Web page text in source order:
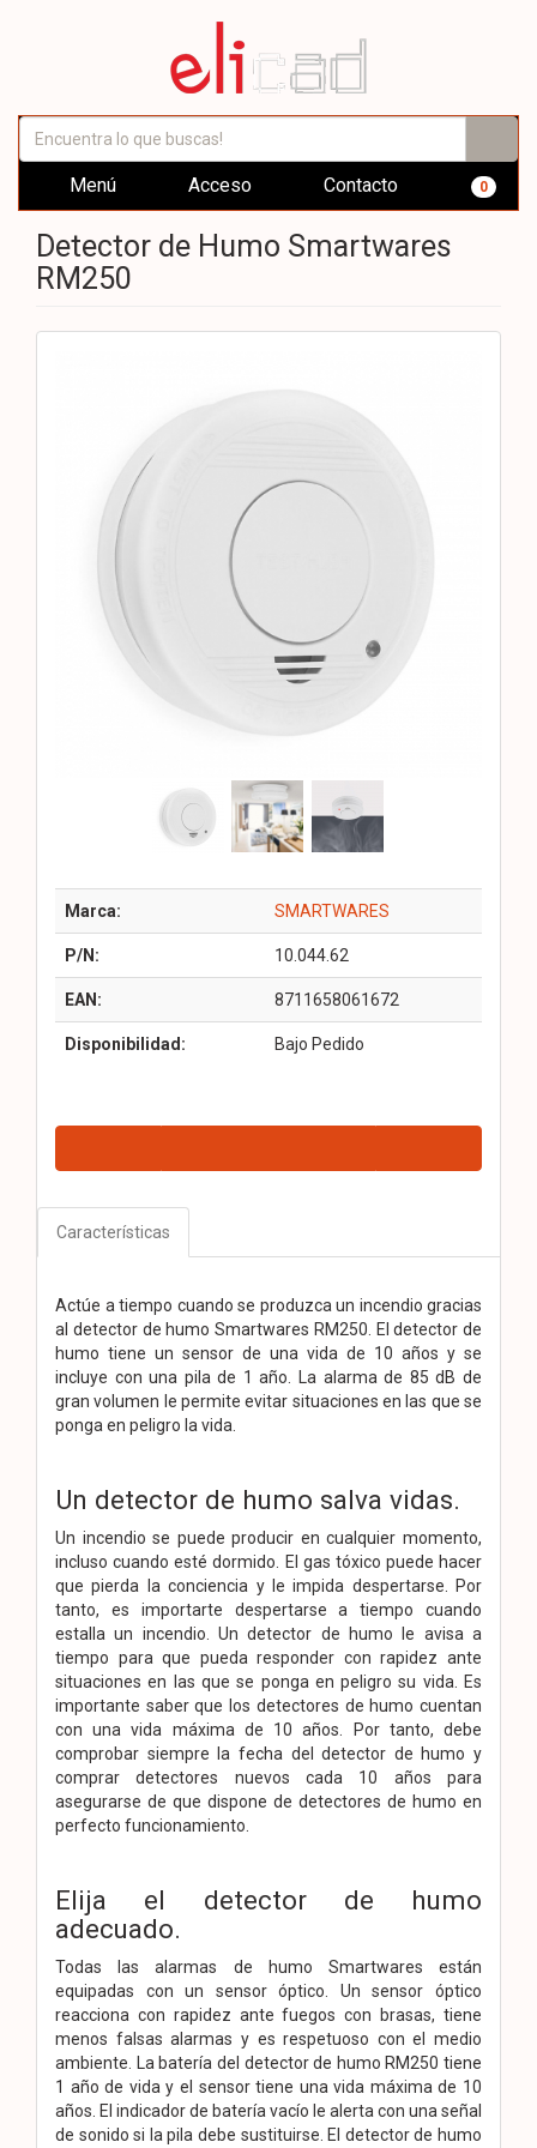
Menú Acceso Contacto 0
Detector de Humo Smartwares
RM250
Marca: SMARTWARES
P/N: 10.044.62
EAN: 8711658061672
Disponibilidad: Bajo Pedido
Características
Actúe a tiempo cuando se produzca un incendio gracias
al detector de humo Smartwares RM250. El detector de
humo tiene un sensor de una vida de 10 años y se
incluye con una pila de 1 año. La alarma de 85 dB de
gran volumen le permite evitar situaciones en las que se
ponga en peligro la vida.
Un detector de humo salva vidas.
Un incendio se puede producir en cualquier momento,
incluso cuando esté dormido. El gas tóxico puede hacer
que pierda la conciencia y le impida despertarse. Por
tanto, es importarte despertarse a tiempo cuando
estalla un incendio. Un detector de humo le avisa a
tiempo para que pueda responder con rapidez ante
situaciones en las que se ponga en peligro su vida. Es
importante saber que los detectores de humo cuentan
con una vida máxima de 10 años. Por tanto, debe
comprobar siempre la fecha del detector de humo y
comprar detectores nuevos cada 10 años para
asegurarse de que dispone de detectores de humo en
perfecto funcionamiento.
Elija el detector de humo
adecuado.
Todas las alarmas de humo Smartwares están
equipadas con un sensor óptico. Un sensor óptico
reacciona con rapidez ante fuegos con brasas, tiene
menos falsas alarmas y es respetuoso con el medio
ambiente. La batería del detector de humo RM250 tiene
1 año de vida y el sensor tiene una vida máxima de 10
años. El indicador de batería vacío le alerta con una señal
de sonido si la pila debe sustituirse. El detector de humo